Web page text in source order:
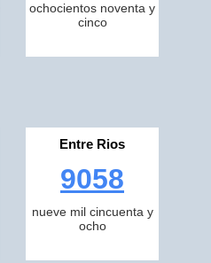
ochocientos noventa y
cinco
Entre Rios
9058
nueve mil cincuenta y
ocho